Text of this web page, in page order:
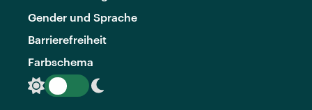
Gender und Sprache
Barrierefreiheit
Farbschema